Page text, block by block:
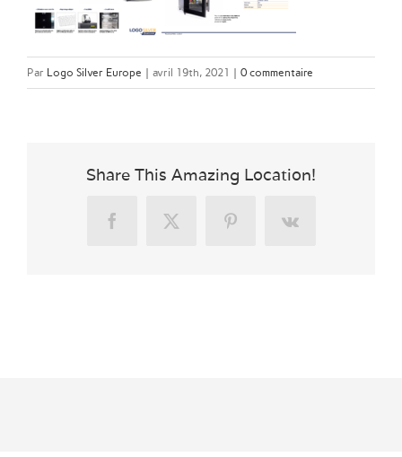
Par Logo Silver Europe | avril 19th, 2021 | 0 commentaire
Share This Amazing Location!
FacebookX PinterestVk